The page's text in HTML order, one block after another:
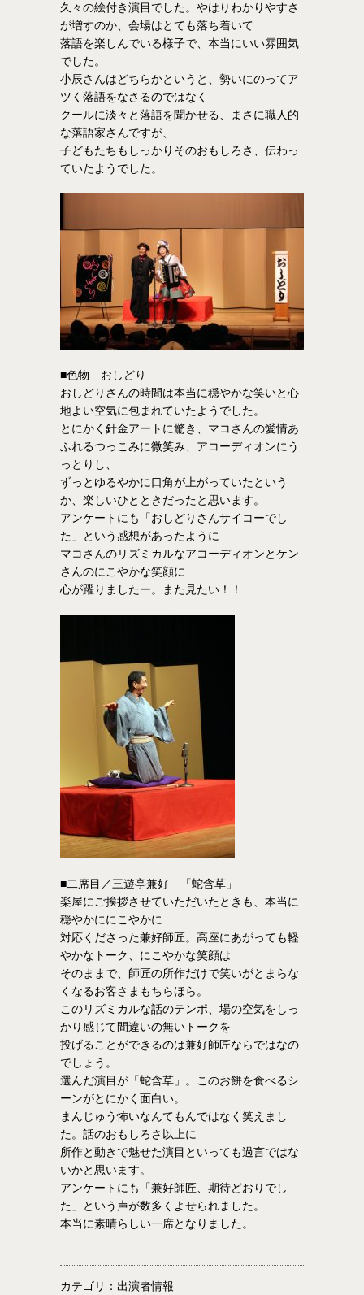
久々の絵付き演目でした。やはりわかりやすさ
が増すのか、会場はとても落ち着いて
落語を楽しんでいる様子で、本当にいい雰囲気
でした。
小辰さんはどちらかというと、勢いにのってア
ツく落語をなさるのではなく
クールに淡々と落語を聞かせる、まさに職人的
な落語家さんですが、
子どもたちもしっかりそのおもしろさ、伝わっ
ていたようでした。
■色物 おしどり
おしどりさんの時間は本当に穏やかな笑いと心
地よい空気に包まれていたようでした。
とにかく針金アートに驚き、マコさんの愛情あ
ふれるつっこみに微笑み、アコーディオンにう
っとりし、
ずっとゆるやかに口角が上がっていたという
か、楽しいひとときだったと思います。
アンケートにも「おしどりさんサイコーでし
た」という感想があったように
マコさんのリズミカルなアコーディオンとケン
さんのにこやかな笑顔に
心が躍りましたー。また見たい！！
■二席目／三遊亭兼好 「蛇含草」
楽屋にご挨拶させていただいたときも、本当に
穏やかににこやかに
対応くださった兼好師匠。高座にあがっても軽
やかなトーク、にこやかな笑顔は
そのままで、師匠の所作だけで笑いがとまらな
くなるお客さまもちらほら。
このリズミカルな話のテンポ、場の空気をしっ
かり感じて間違いの無いトークを
投げることができるのは兼好師匠ならではなの
でしょう。
選んだ演目が「蛇含草」。このお餅を食べるシ
ーンがとにかく面白い。
まんじゅう怖いなんてもんではなく笑えまし
た。話のおもしろさ以上に
所作と動きで魅せた演目といっても過言ではな
いかと思います。
アンケートにも「兼好師匠、期待どおりでし
た」という声が数多くよせられました。
本当に素晴らしい一席となりました。
カテゴリ：出演者情報